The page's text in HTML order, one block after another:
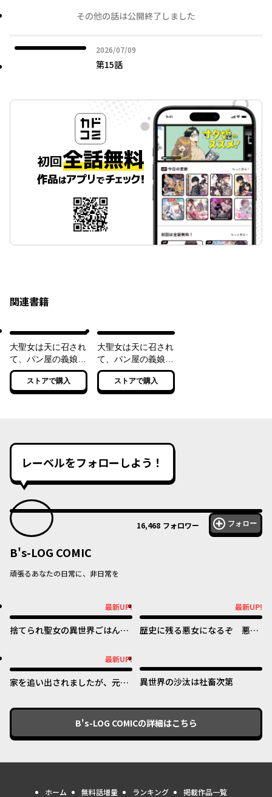
その他の話は公開終了しました
2026/07/09
2026年07月09日
第15話
関連書籍
大聖女は天に召され
て、パン屋の義娘に
なりました。
ストアで購入
大聖女は天に召され
て、パン屋の義娘に
なりました。 ２
ストアで購入
レーベルをフォローしよう！
16,468 フォロワー フォロー
B's-LOG COMIC
頑張るあなたの日常に、非日常を
最新UP!
捨てられ聖女の異世界ごはん
最新UP!
歴史に残る悪女になるぞ 悪役
最新UP!
家を追い出されましたが、元気
法と前世知識で快適便利なセカ
異世界の沙汰は社畜次第
B's-LOG COMICの詳細はこちら
ホーム 無料話増量 ランキング 掲載作品一覧